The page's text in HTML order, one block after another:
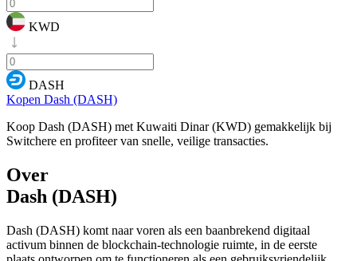
KWD
DASH
Kopen Dash (DASH)
Koop Dash (DASH) met Kuwaiti Dinar (KWD) gemakkelijk bij
Switchere en profiteer van snelle, veilige transacties.
Over
Dash (DASH)
Dash (DASH) komt naar voren als een baanbrekend digitaal
activum binnen de blockchain-technologie ruimte, in de eerste